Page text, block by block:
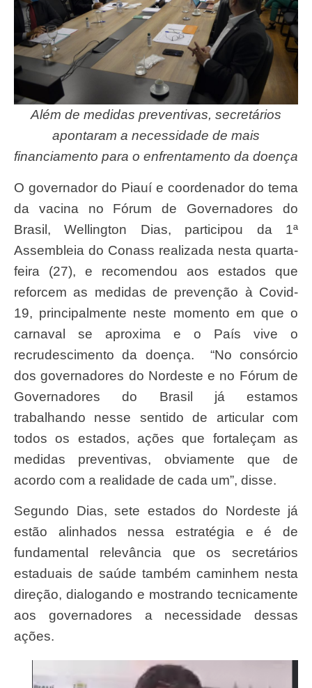
Além de medidas preventivas, secretários
apontaram a necessidade de mais
financiamento para o enfrentamento da doença
O governador do Piauí e coordenador do tema
da vacina no Fórum de Governadores do
Brasil, Wellington Dias, participou da 1ª
Assembleia do Conass realizada nesta quarta-
feira (27), e recomendou aos estados que
reforcem as medidas de prevenção à Covid-
19, principalmente neste momento em que o
carnaval se aproxima e o País vive o
recrudescimento da doença. “No consórcio
dos governadores do Nordeste e no Fórum de
Governadores do Brasil já estamos
trabalhando nesse sentido de articular com
todos os estados, ações que fortaleçam as
medidas preventivas, obviamente que de
acordo com a realidade de cada um”, disse.
Segundo Dias, sete estados do Nordeste já
estão alinhados nessa estratégia e é de
fundamental relevância que os secretários
estaduais de saúde também caminhem nesta
direção, dialogando e mostrando tecnicamente
aos governadores a necessidade dessas
ações.